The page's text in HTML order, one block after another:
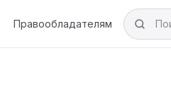
Правообладателям